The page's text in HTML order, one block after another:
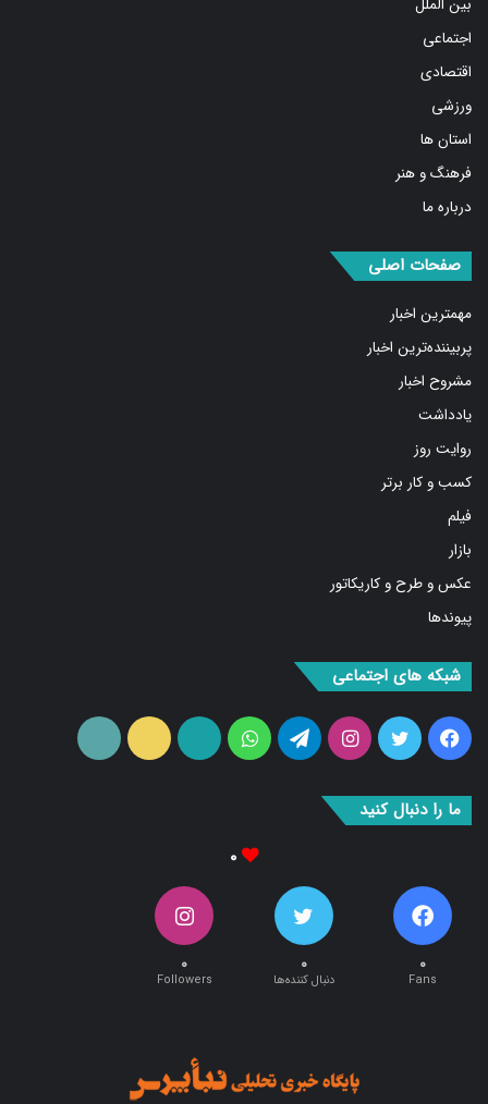
اجتماعی
اقتصادی
ورزشی
استان ها
فرهنگ و هنر
درباره ما
مهمترین اخبار
پربیننده‌ترین اخبار
مشروح اخبار
یادداشت
روایت روز
کسب و کار برتر
فیلم
بازار
عکس و طرح و کاریکاتور
پیوندها
فیس
بوک
توییتراینستاگرامتلگرامواتس
آپ
آپارات ایتا
۰ ۰ ۰